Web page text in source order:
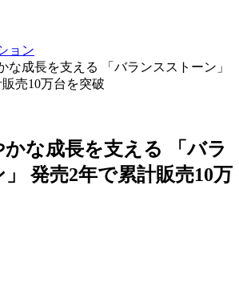
ョン
な成長を支える 「バランスストーン」
売10万台を突破
な成長を支える 「バラ
発売2年で累計販売10万